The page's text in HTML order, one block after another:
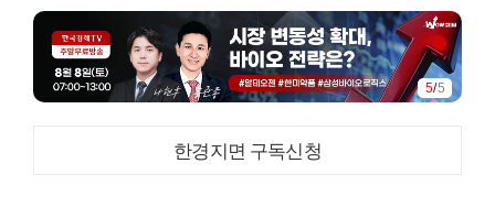
5/5
한경지면 구독신청